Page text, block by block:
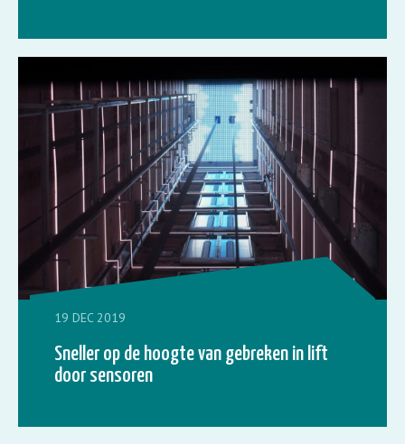
19 DEC 2019
Sneller op de hoogte van gebreken in lift
door sensoren